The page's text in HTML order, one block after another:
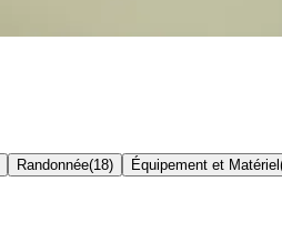
Randonnée(18) Équipement et Matériel